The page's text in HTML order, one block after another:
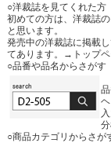
○洋裁誌を見てくれた方
初めての方は、洋裁誌
と思います。
発売中の洋裁誌に掲載
てあります。
→トップペ
○品番や品名からさがす
○商品カテゴリからさが